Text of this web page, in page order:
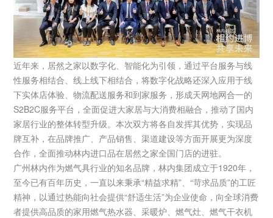
近年来，居然之家以数字化、智能化为引领，通过平台服务与线
性服务相结合、线上线下相结合，将数字化战略还深入应用于线
下实体店体验、物流配送服务和到家服务，形成天网地网合一的
S2B2C服务平台，全面促进大家居与大消费相融合，推动了国内
家居行业的整体转型升级。本次双方将各自发挥其优势，实现品
牌互补，在品牌推广、产品销售、渠道建设等方面开展更为深度
合作，全面推动林内进口品在居然之家全国门店的进驻。
广州林内作为燃气具行业的知名品牌，林内集团成立于1920年，
至今已有百年历史，一直以来秉承“精益求精”、“苛求品质”的工匠
精神，以通过热能向社会提供“舒适生活”为企业使命，向全球消费
者提供高品质的家用燃气热水器、采暖炉、燃气灶、燃气干衣机